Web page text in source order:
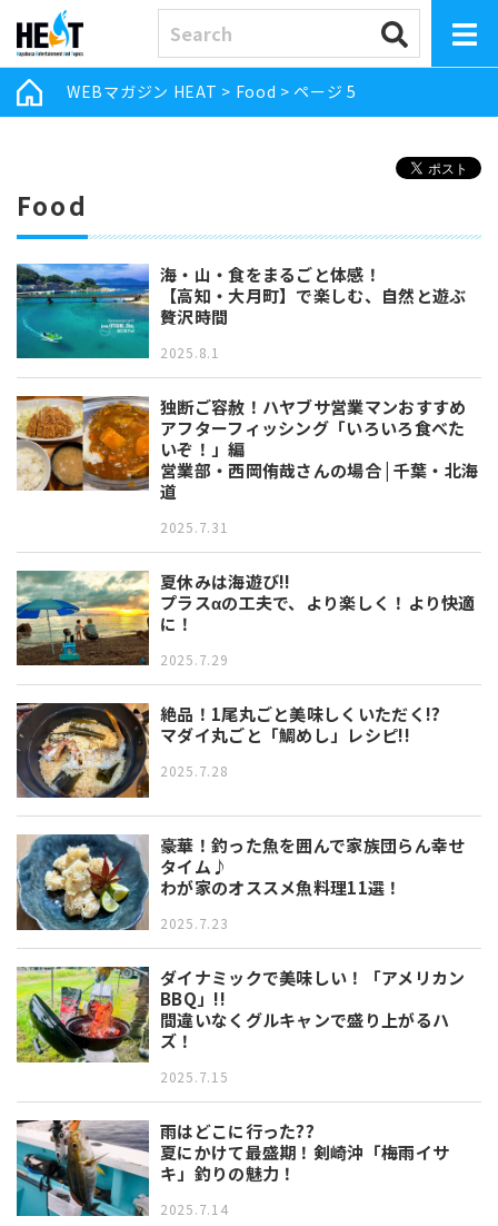
WEBマガジン HEAT > Food > ページ 5
Food
海・山・食をまるごと体感！
【高知・大月町】で楽しむ、自然と遊ぶ
贅沢時間
2025.8.1
独断ご容赦！ハヤブサ営業マンおすすめ
アフターフィッシング「いろいろ食べた
いぞ！」編
営業部・西岡侑哉さんの場合 | 千葉・北海
道
2025.7.31
夏休みは海遊び!!
プラスαの工夫で、より楽しく！より快適
に！
2025.7.29
絶品！1尾丸ごと美味しくいただく!?
マダイ丸ごと「鯛めし」レシピ!!
2025.7.28
豪華！釣った魚を囲んで家族団らん幸せ
タイム♪
わが家のオススメ魚料理11選！
2025.7.23
ダイナミックで美味しい！「アメリカン
BBQ」!!
間違いなくグルキャンで盛り上がるハ
ズ！
2025.7.15
雨はどこに行った??
夏にかけて最盛期！剣崎沖「梅雨イサ
キ」釣りの魅力！
2025.7.14